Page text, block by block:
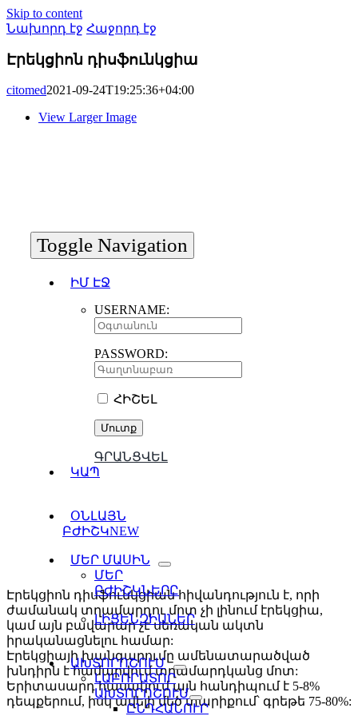
Skip to content
Toggle Navigation
ԻՄ ԷՋ
USERNAME:
PASSWORD:
ՀԻՇԵԼ
ԳՐԱՆՑՎԵԼ
ԿԱՊ
ՕՆԼԱՅՆ
ԲԺԻՇԿNEW
ՄԵՐ ՄԱՍԻՆ
ՄԵՐ
ԲԺԻՇԿՆԵՐԸ
ԼԻՑԵՆԶԻԱՆԵՐ
ԱԽՏՈՐՈՇՈՒՄ
ԼԱԲՈՐԱՏՈՐ
ԱԽՏՈՐՈՇՈՒՄ
ԸՆԴՀԱՆՈՒՐ
Նախորդ էջ Հաջորդ էջ
Էրեկցիոն դիսֆունկցիա
citomed2021-09-24T19:25:36+04:00
View Larger Image
Էրեկցիոն դիսֆունկցիան հիվանդություն է, որի
ժամանակ տղամարդու մոտ չի լինում էրեկցիա,
կամ այն բավարար չէ սեռական ակտն
իրականացնելու համար:
Էրեկցիայի խանգարումը ամենատարածված
խնդիրն է համարվում տղամարդկանց մոտ:
Երիտասարդ հասակում այն հանդիպում է 5-8%
դեպքերում, իսկ ավելի մեծ տարիքում՝ գրեթե 75-80%: